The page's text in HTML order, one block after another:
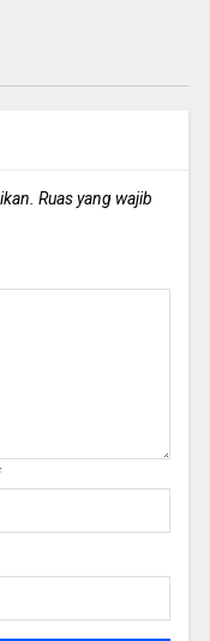
Ruas yang wajib